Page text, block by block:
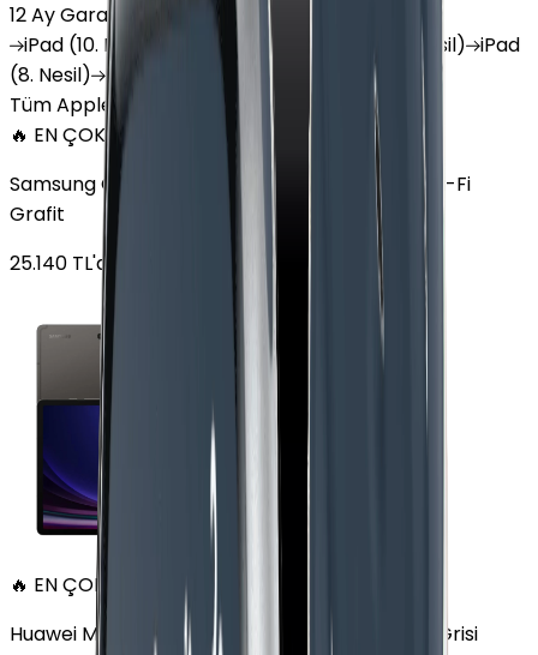
12 Ay Garanti
iPad (10. Nesil) Air (6. Nesil) (9. Nesil) iPad
(8. Nesil)
iPad Air (5. Nesil) iPad
Air (2. Nesil)
Tüm Apple Tablet'ler
🔥 EN ÇOK SATAN
Samsung Galaxy Tab S9 Plus 256 GB 12.4 inç Wi-Fi
Grafit
25.140 TL'den başlayan fiyatlar
🔥 EN ÇOK SATAN
Huawei MatePad 11.5 128 GB 11.5 inç Wi-Fi Uzay Grisi